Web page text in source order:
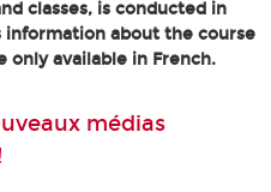
classes, is conducted in
information about the course
available in French.
médias